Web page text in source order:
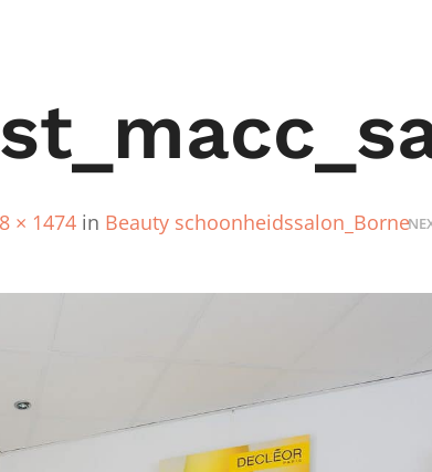
× 1474in Beauty schoonheidssalon_Borne